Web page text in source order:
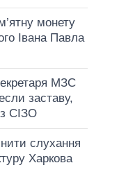
монету
Івана Павла
МЗС
заставу,
СІЗО
слухання
Харкова